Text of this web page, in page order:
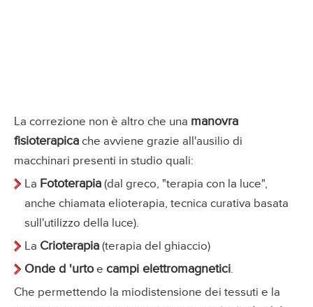
La correzione non è altro che una manovra
fisioterapica che avviene grazie all'ausilio di
macchinari presenti in studio quali:
La Fototerapia (dal greco, "terapia con la luce",
anche chiamata elioterapia, tecnica curativa basata
sull'utilizzo della luce).
La Crioterapia (terapia del ghiaccio)
Onde d 'urtoe campi elettromagnetici.
Che permettendo la miodistensione dei tessuti e la